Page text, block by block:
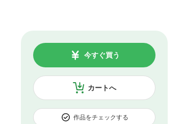
カートへ
今すぐ買う
作品をチェックする